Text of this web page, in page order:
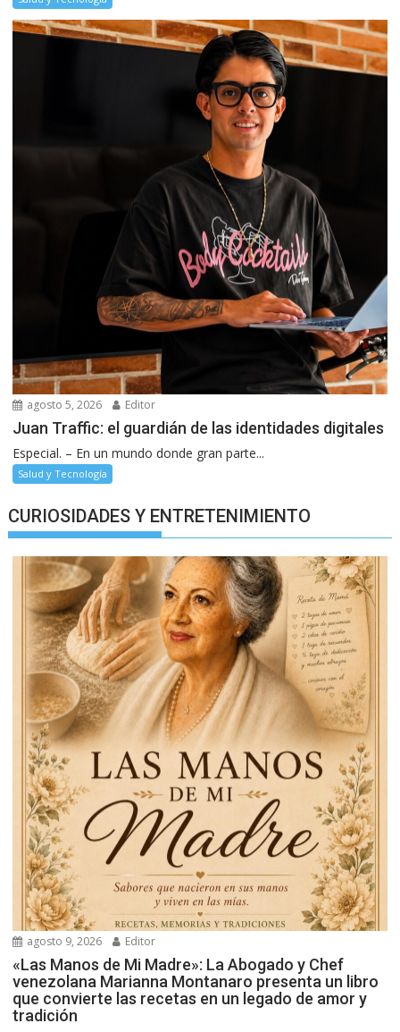
agosto 5, 2026 Editor
Juan Traffic: el guardián de las identidades digitales
Especial. – En un mundo donde gran parte...
Salud y Tecnología
CURIOSIDADES Y ENTRETENIMIENTO
agosto 9, 2026 Editor
«Las Manos de Mi Madre»: La Abogado y Chef
venezolana Marianna Montanaro presenta un libro
que convierte las recetas en un legado de amor y
tradición